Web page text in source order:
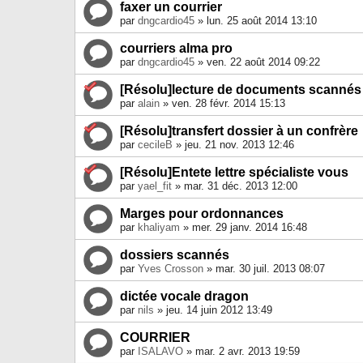
faxer un courrier
par dngcardio45 » lun. 25 août 2014 13:10
courriers alma pro
par dngcardio45 » ven. 22 août 2014 09:22
[Résolu]lecture de documents scannés
par alain » ven. 28 févr. 2014 15:13
[Résolu]transfert dossier à un confrère
par cecileB » jeu. 21 nov. 2013 12:46
[Résolu]Entete lettre spécialiste vous
par yael_fit » mar. 31 déc. 2013 12:00
Marges pour ordonnances
par khaliyam » mer. 29 janv. 2014 16:48
dossiers scannés
par Yves Crosson » mar. 30 juil. 2013 08:07
dictée vocale dragon
par nils » jeu. 14 juin 2012 13:49
COURRIER
par ISALAVO » mar. 2 avr. 2013 19:59